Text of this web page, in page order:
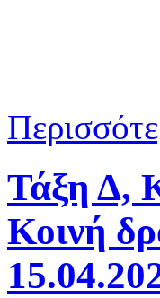
Τάξη Δ,
Κοινή